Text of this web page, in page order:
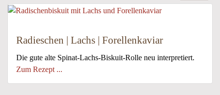
Radieschen | Lachs | Forellenkaviar
Die gute alte Spinat-Lachs-Biskuit-Rolle neu interpretiert.
Zum Rezept ...